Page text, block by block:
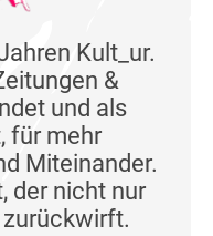
Kult_ur.
&
und als
für mehr
Miteinander.
der nicht nur